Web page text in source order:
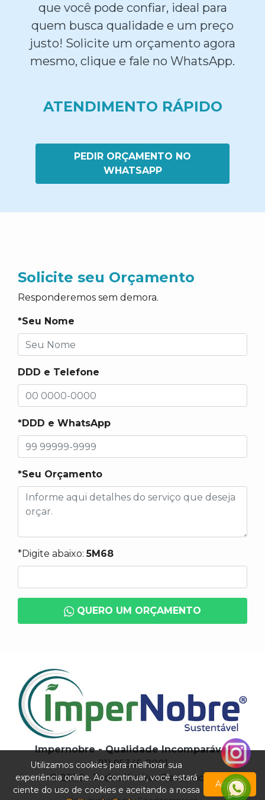
que você pode confiar, ideal para
quem busca qualidade e um preço
justo! Solicite um orçamento agora
mesmo, clique e fale no WhatsApp.
ATENDIMENTO RÁPIDO
PEDIR ORÇAMENTO NO
WHATSAPP
Solicite seu Orçamento
Responderemos sem demora.
*Seu Nome
DDD e Telefone
*DDD e WhatsApp
*Seu Orçamento
*Digite abaixo:5M68
QUERO UM ORÇAMENTO
Impernobre - Qualidade Incomparável
(11) 95345-7001
© 2026 - Todos Direitos Reservados
Utilizamos cookies para melhorar sua
experiência online. Ao continuar, você estará
ciente do uso de cookies e aceitando a nossa
Aceitar